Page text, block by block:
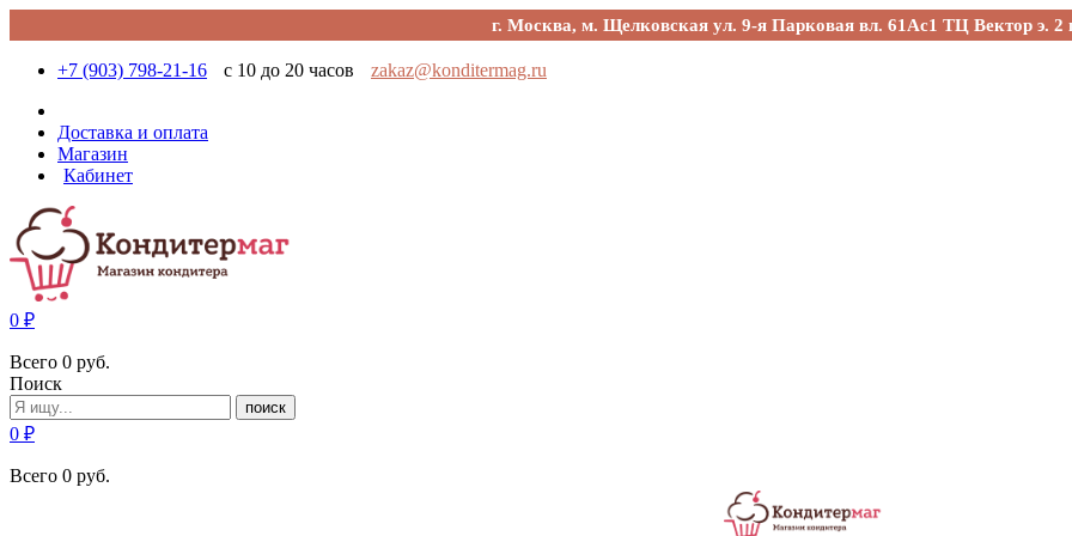
г. Москва, м. Щелковская ул. 9-я Парковая вл. 61Ас1 ТЦ Вектор э. 2
+7 (903) 798-21-16 с 10 до 20 часов zakaz@konditermag.ru
Доставка и оплата
Магазин
Кабинет
0 ₽
Всего 0 руб.
Поиск
поиск
0 ₽
Всего 0 руб.